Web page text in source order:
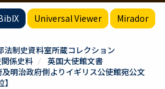
Universal Viewer Mirador
法制史資料室所蔵コレクション
係史料
英国大使館文書
明治政府側よりイギリス公使館宛公文